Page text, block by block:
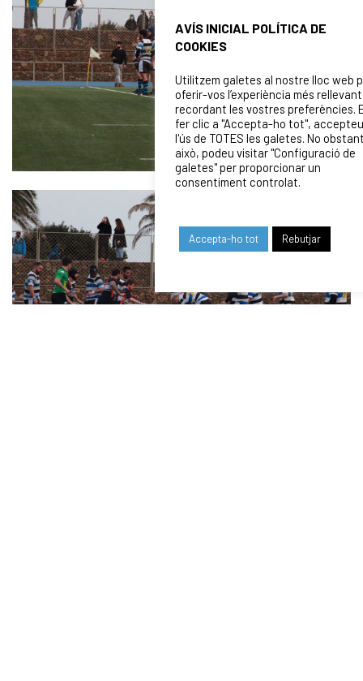
AVÍS INICIAL POLÍTICA DE
COOKIES
Utilitzem galetes al nostre lloc web
oferir-vos l’experiència més rellevant
recordant les vostres preferències.
fer clic a "Accepta-ho tot", accepteu
l'ús de TOTES les galetes. No
això, podeu visitar "Configuració de
galetes" per proporcionar un
consentiment controlat.
Accepta-ho tot Rebutjar